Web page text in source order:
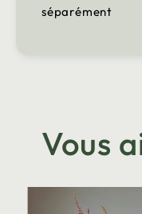
séparément
Vous